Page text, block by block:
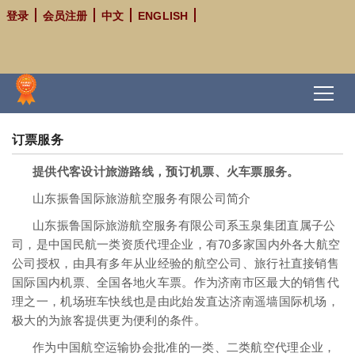
登录 会员注册 中文 ENGLISH
订票服务
提供代客设计旅游路线，预订机票、火车票服务。
山东振鲁国际旅游航空服务有限公司简介
山东振鲁国际旅游航空服务有限公司系玉泉集团直属子公
司，是中国民航一类资质代理企业，有70多家国内外各大航空
公司授权，由具有多年从业经验的航空公司、旅行社直接销售
国际国内机票、全国各地火车票。作为济南市区最大的销售代
理之一，机场班车快线也是由此始发直达济南遥墙国际机场，
极大的为旅客提供更为便利的条件。
作为中国航空运输协会批准的一类、二类航空代理企业，